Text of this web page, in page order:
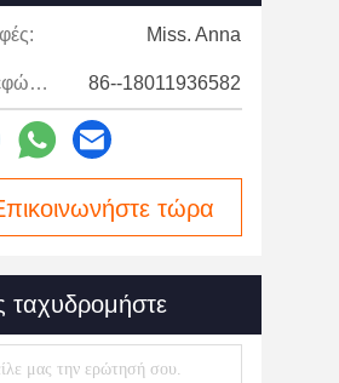
Miss. Anna
Τηλεφώνημα: 86--18011936582
τώρα
ταχυδρομήστε